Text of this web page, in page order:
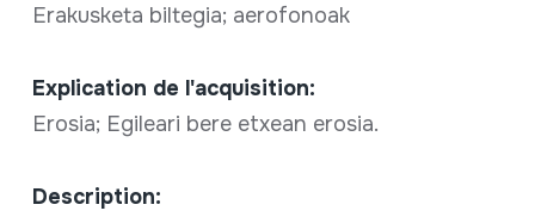
Erakusketa biltegia; aerofonoak
Explication de l'acquisition:
Erosia; Egileari bere etxean erosia.
Description: